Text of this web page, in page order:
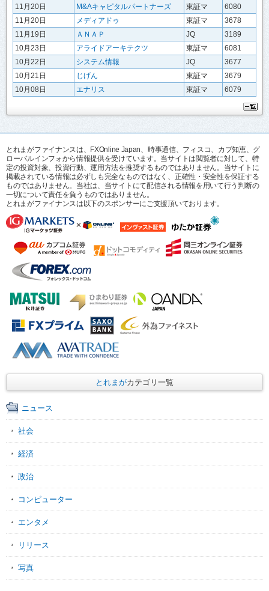
11月20日 M&Aキャピタルパートナーズ 東証マ
6080
11月20日
メディアドゥ 東証マ
3678
11月19日
ＡＮＡＰ JQ
3189
10月23日
アライドアーキテクツ 東証マ
6081
10月22日
システム情報 JQ
3677
10月21日
じげん 東証マ
3679
10月08日
エナリス 東証マ 6079
とれまがファイナンスは、FXOnline Japan、時事通信、フィスコ、カブ知恵、グ
ローバルインフォから情報提供を受けています。当サイトは閲覧者に対して、特
定の投資対象、投資行動、運用方法を推奨するものではありません。当サイトに
掲載されている情報は必ずしも完全なものではなく、正確性・安全性を保証する
ものではありません。当社は、当サイトにて配信される情報を用いて行う判断の
一切について責任を負うものではありません。
とれまがファイナンスは以下のスポンサーにご支援頂いております。
とれまがカテゴリ一覧
ニュース
社会
経済
政治
コンピューター
エンタメ
リリース
写真